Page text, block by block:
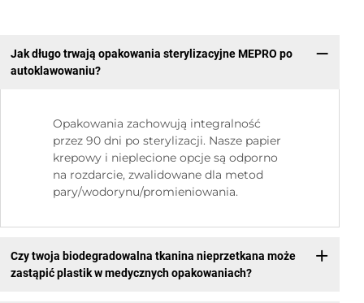
Jak długo trwają opakowania sterylizacyjne MEPRO po
autoklawowaniu?
Opakowania zachowują integralność
przez 90 dni po sterylizacji. Nasze papier
krepowy i nieplecione opcje są odporno
na rozdarcie, zwalidowane dla metod
pary/wodorynu/promieniowania.
Czy twoja biodegradowalna tkanina nieprzetkana może
zastąpić plastik w medycznych opakowaniach?